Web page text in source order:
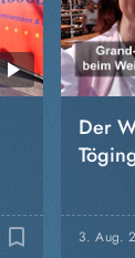
bookmark_border
Der
3. Aug.